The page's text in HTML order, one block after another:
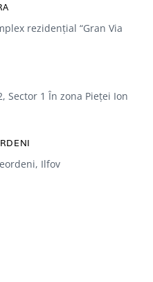
rezidențial “Gran Via
Sector 1 În zona Pieței Ion
Ilfov